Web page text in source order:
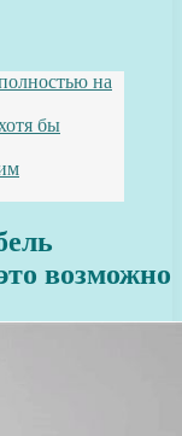
на
бы
возможно